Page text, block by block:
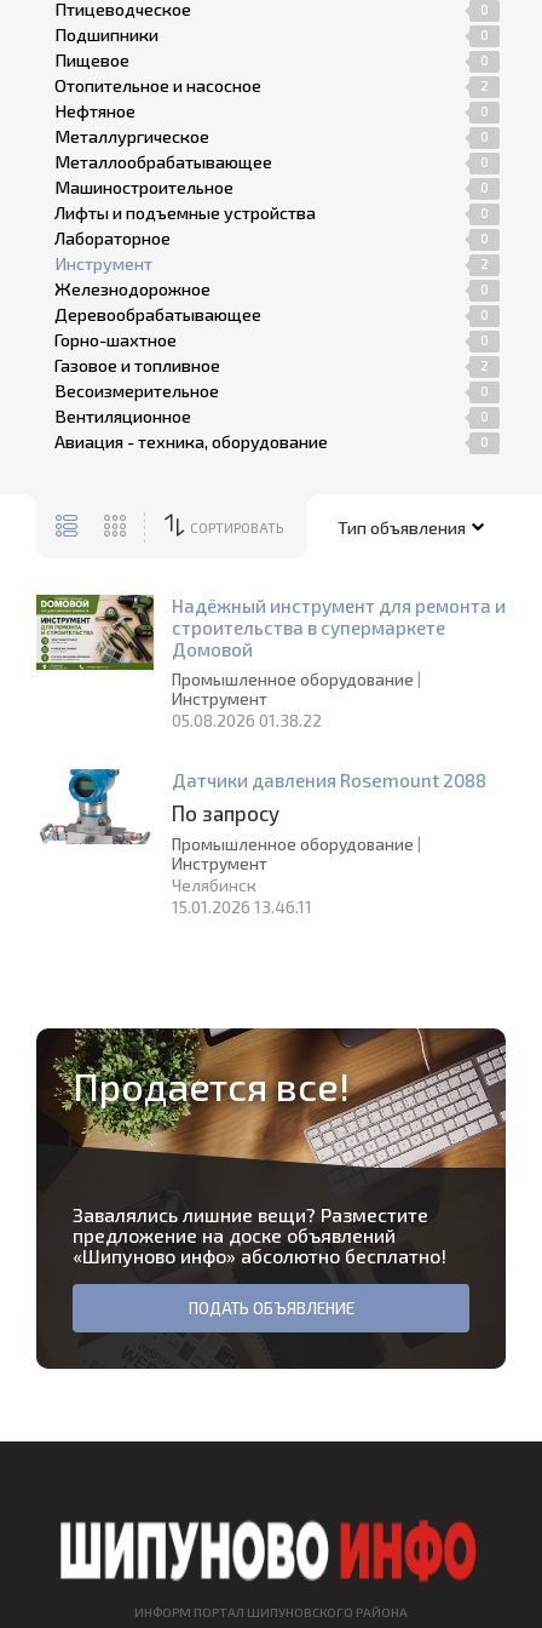
Птицеводческое 0
Подшипники 0
Пищевое 0
Отопительное и насосное 2
Нефтяное 0
Металлургическое 0
Металлообрабатывающее 0
Машиностроительное 0
Лифты и подъемные устройства 0
Лабораторное 0
Инструмент 2
Железнодорожное 0
Деревообрабатывающее 0
Горно-шахтное 0
Газовое и топливное 2
Весоизмерительное 0
Вентиляционное 0
Авиация - техника, оборудование 0
СОРТИРОВАТЬ
Надёжный инструмент для ремонта и
строительства в супермаркете
Домовой
Промышленное оборудование |
Инструмент
05.08.2026 01.38.22
Датчики давления Rosemount 2088
По запросу
Промышленное оборудование |
Инструмент
Челябинск
15.01.2026 13.46.11
Продается все!
Завалялись лишние вещи? Разместите
предложение на доске объявлений
«Шипуново инфо» абсолютно бесплатно!
ПОДАТЬ ОБЪЯВЛЕНИЕ
ИНФОРМ ПОРТАЛ ШИПУНОВСКОГО РАЙОНА